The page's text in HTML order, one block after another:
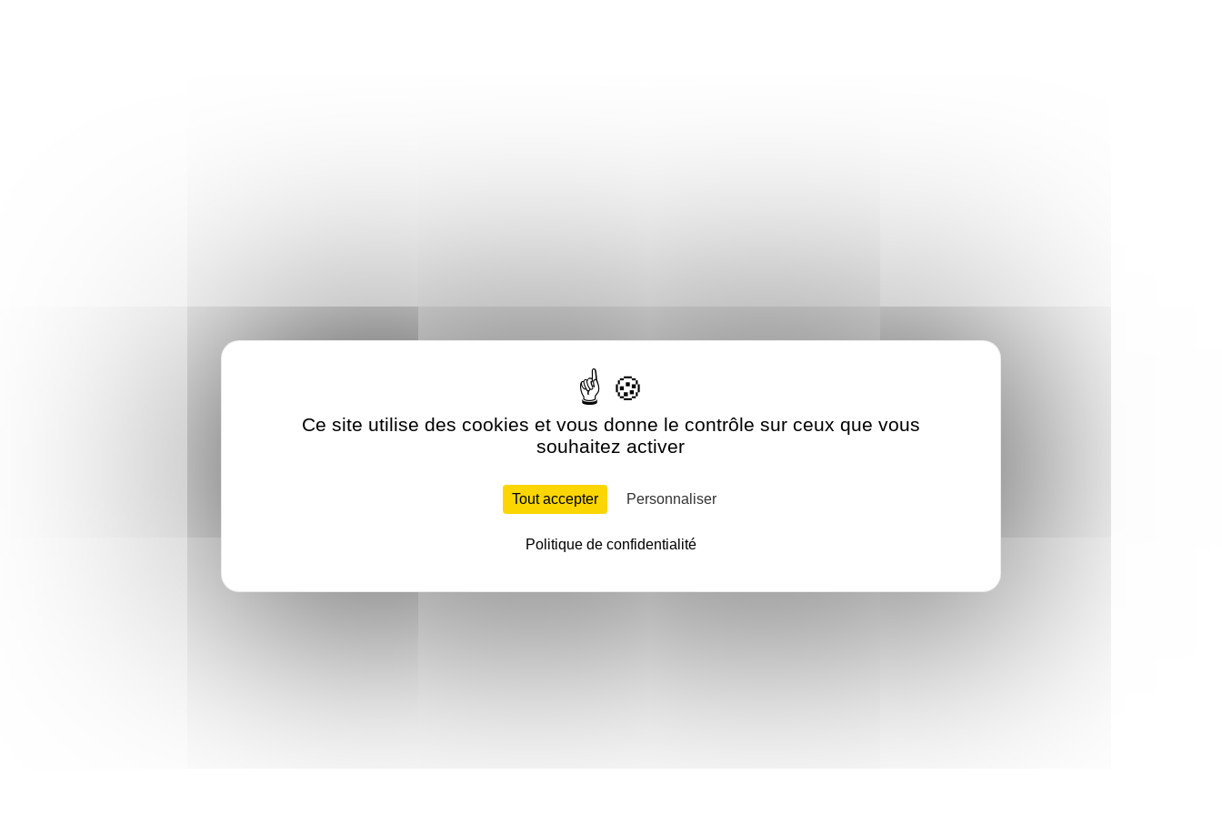
Ce site utilise des cookies et vous donne le contrôle sur ceux que vous
souhaitez activer
Tout accepter Personnaliser
Politique de confidentialité